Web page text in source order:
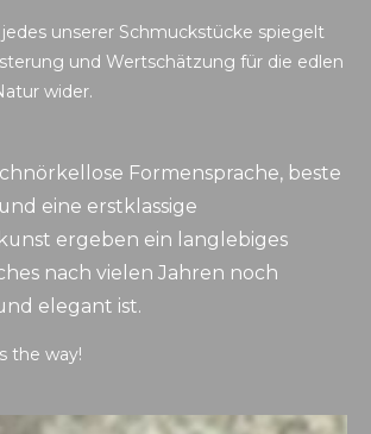
unserer Schmuckstücke spiegelt
und Wertschätzung für die edlen
wider.
Formensprache, beste
eine erstklassige
ergeben ein langlebiges
nach vielen Jahren noch
elegant ist.
the way!